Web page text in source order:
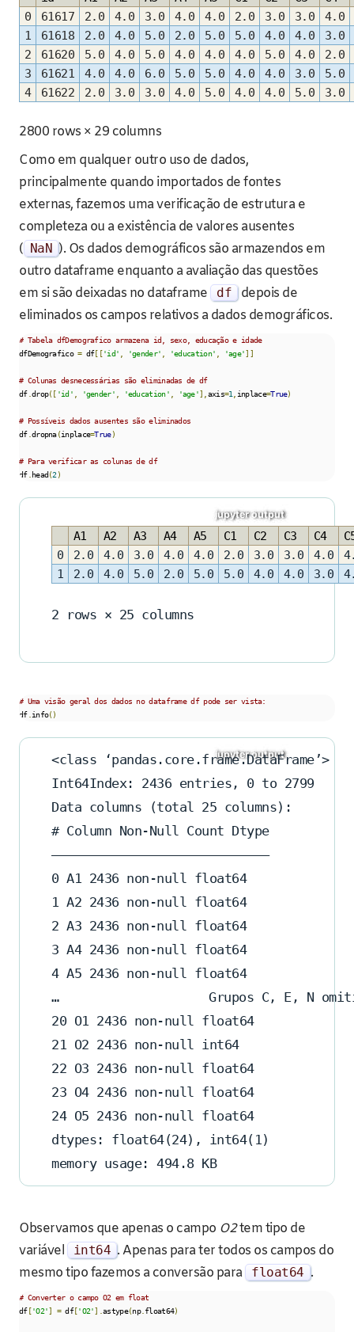
0
61617 2.0 4.0 3.0 4.0 4.0 2.0 3.0 3.0
4.0
1
61618 2.0 4.0 5.0 2.0 5.0 5.0 4.0 4.0
3.0
2
61620 5.0 4.0 5.0 4.0 4.0 4.0 5.0 4.0
2.0
3
61621 4.0 4.0 6.0 5.0 5.0 4.0 4.0 3.0
5.0
4
61622 2.0 3.0 3.0 4.0 5.0 4.0 4.0 5.0 3.0
2800 rows × 29 columns
Como em qualquer outro uso de dados,
principalmente quando importados de fontes
externas, fazemos uma verificação de estrutura e
completeza ou a existência de valores ausentes
( NaN ). Os dados demográficos são armazendos em
outro dataframe enquanto a avaliação das questões
em si são deixadas no dataframe
df
depois de
eliminados os campos relativos a dados demográficos.
# Tabela dfDemografico armazena id, sexo, educação e idade
dfDemografico = df[['id' 'gender' 'education' 'age']]
# Colunas desnecessárias são eliminadas de df
df. drop([ 'id' 'gender' 'education' 'age'], axis=1 inplace=True)
# Possíveis dados ausentes são eliminados
df. dropna(inplace=True)
# Para verificar as colunas de df
df. head(2 )
A1 A2 A3 A4 A5 C1 C2 C3 C4
0
2.0 4.0 3.0 4.0 4.0 2.0 3.0 3.0 4.0
1
2.0 4.0 5.0 2.0 5.0 5.0 4.0 4.0 3.0
2 rows × 25 columns
# Uma visão geral dos dados no dataframe df pode ser vista:
df. info()
<class ‘pandas.core.frame.DataFrame’>
Int64Index: 2436 entries, 0 to 2799
Data columns (total 25 columns):
# Column Non-Null Count Dtype
—————————————————————————————
0 A1 2436 non-null float64
1 A2 2436 non-null float64
2 A3 2436 non-null float64
3 A4 2436 non-null float64
4 A5 2436 non-null float64
…
Grupos C, E, N
20 O1 2436 non-null float64
21 O2 2436 non-null int64
22 O3 2436 non-null float64
23 O4 2436 non-null float64
24 O5 2436 non-null float64
dtypes: float64(24), int64(1)
memory usage: 494.8 KB
Observamos que apenas o campo O2tem tipo de
variável
int64 . Apenas para ter todos os campos do
mesmo tipo fazemos a conversão para
float64 .
# Converter o campo O2 em float
df['O2'] = df['O2'].astype(np. float64)